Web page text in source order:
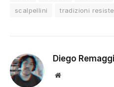
scalpellini
tradizioni
Diego Remaggi
Sito